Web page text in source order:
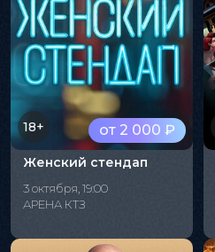
от 2 000 ₽
18+
Женский стендап
3 октября, 19:00
АРЕНА КТЗ